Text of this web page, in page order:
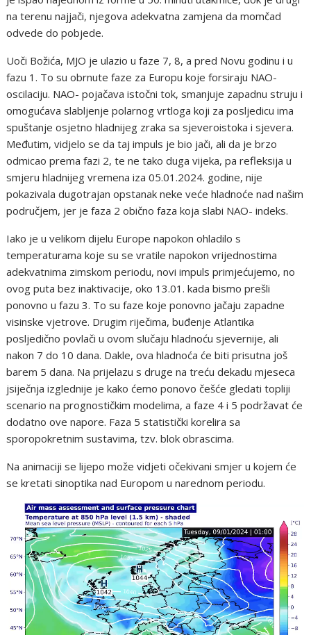
na terenu najjači, njegova adekvatna zamjena da momčad
odvede do pobjede.
Uoči Božića, MJO je ulazio u faze 7, 8, a pred Novu godinu i u
fazu 1. To su obrnute faze za Europu koje forsiraju NAO-
oscilaciju. NAO- pojačava istočni tok, smanjuje zapadnu struju i
omogućava slabljenje polarnog vrtloga koji za posljedicu ima
spuštanje osjetno hladnijeg zraka sa sjeveroistoka i sjevera.
Međutim, vidjelo se da taj impuls je bio jači, ali da je brzo
odmicao prema fazi 2, te ne tako duga vijeka, pa refleksija u
smjeru hladnijeg vremena iza 05.01.2024. godine, nije
pokazivala dugotrajan opstanak neke veće hladnoće nad našim
područjem, jer je faza 2 obično faza koja slabi NAO- indeks.
Iako je u velikom dijelu Europe napokon ohladilo s
temperaturama koje su se vratile napokon vrijednostima
adekvatnima zimskom periodu, novi impuls primjećujemo, no
ovog puta bez inaktivacije, oko 13.01. kada bismo prešli
ponovno u fazu 3. To su faze koje ponovno jačaju zapadne
visinske vjetrove. Drugim riječima, buđenje Atlantika
posljedično povlači u ovom slučaju hladnoću sjevernije, ali
nakon 7 do 10 dana. Dakle, ova hladnoća će biti prisutna još
barem 5 dana. Na prijelazu s druge na treću dekadu mjeseca
jsiječnja izglednije je kako ćemo ponovo češće gledati topliji
scenario na prognostičkim modelima, a faze 4 i 5 podržavat će
dodatno ove napore. Faza 5 statistički korelira sa
sporopokretnim sustavima, tzv. blok obrascima.
Na animaciji se lijepo može vidjeti očekivani smjer u kojem će
se kretati sinoptika nad Europom u narednom periodu.